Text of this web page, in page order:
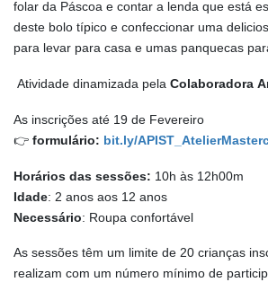
folar da Páscoa e contar a lenda que está
deste bolo típico e confeccionar uma
para levar para casa e umas panquecas
Atividade dinamizada pela Colaboradora
As inscrições até 19 de Fevereiro
👉 formulário: bit.ly/
Horários das sessões: 10h às 12h00m
Idade: 2 anos aos 12 anos
Necessário: Roupa confortável
As sessões têm um limite de 20 crianças
realizam com um número mínimo de